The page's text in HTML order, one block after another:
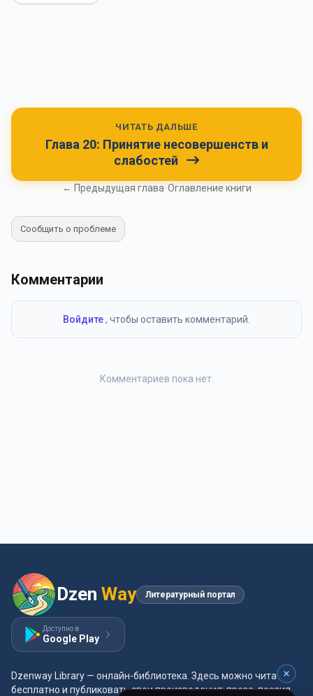
ЧИТАТЬ ДАЛЬШЕ
Глава 20: Принятие несовершенств и
слабостей
← Предыдущая глава Оглавление книги
Сообщить о проблеме
Комментарии
Войдите, чтобы оставить комментарий.
Комментариев пока нет.
Dzen Way Литературный портал
Доступно в
Google Play
Dzenway Library — онлайн-библиотека. Здесь можно читать
бесплатно и публиковать свои произведения: проза, поэзия,